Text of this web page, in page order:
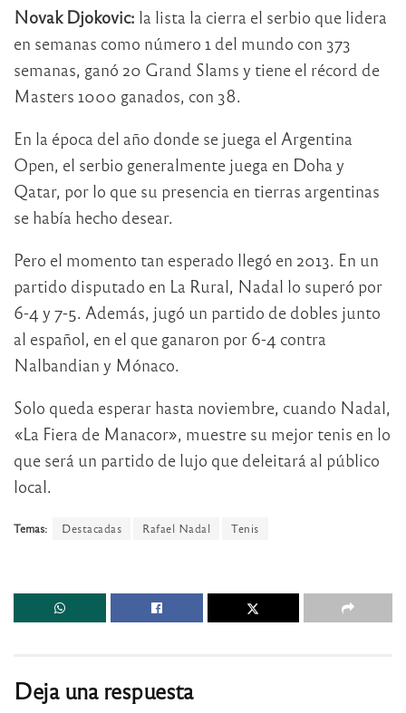
Novak Djokovic: la lista la cierra el serbio que lidera
en semanas como número 1 del mundo con 373
semanas, ganó 20 Grand Slams y tiene el récord de
Masters 1000 ganados, con 38.
En la época del año donde se juega el Argentina
Open, el serbio generalmente juega en Doha y
Qatar, por lo que su presencia en tierras argentinas
se había hecho desear.
Pero el momento tan esperado llegó en 2013. En un
partido disputado en La Rural, Nadal lo superó por
6-4 y 7-5. Además, jugó un partido de dobles junto
al español, en el que ganaron por 6-4 contra
Nalbandian y Mónaco.
Solo queda esperar hasta noviembre, cuando Nadal,
«La Fiera de Manacor», muestre su mejor tenis en lo
que será un partido de lujo que deleitará al público
local.
Temas: Destacadas Rafael Nadal Tenis
Deja una respuesta